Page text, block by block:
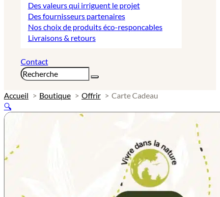
Des valeurs qui irriguent le projet
Des fournisseurs partenaires
Nos choix de produits éco-responcables
Livraisons & retours
Contact
Rechercher
Accueil Boutique Offrir
Carte Cadeau
🔍